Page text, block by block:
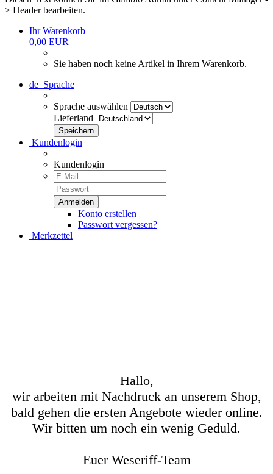
> Header bearbeiten.
Ihr Warenkorb
0,00 EUR
Sie haben noch keine Artikel in Ihrem Warenkorb.
de Sprache
Sprache auswählen
Lieferland
Kundenlogin
Kundenlogin
Konto erstellen
Passwort vergessen?
Merkzettel
Hallo,
wir arbeiten mit Nachdruck an unserem Shop,
bald gehen die ersten Angebote wieder online.
Wir bitten um noch ein wenig Geduld.
Euer Weseriff-Team